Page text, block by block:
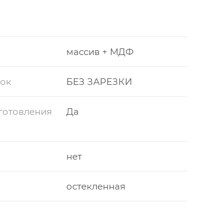
массив + МДФ
БЕЗ ЗАРЕЗКИ
Да
нет
остекленная